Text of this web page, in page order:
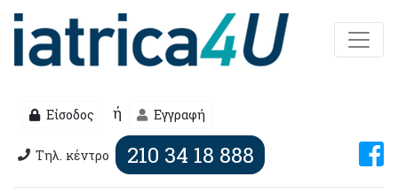
Είσοδος ή Εγγραφή
Τηλ. κέντρο 210 34 18 888